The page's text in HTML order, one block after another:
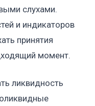
слухами.
и индикаторов
принятия
момент.
ликвидность